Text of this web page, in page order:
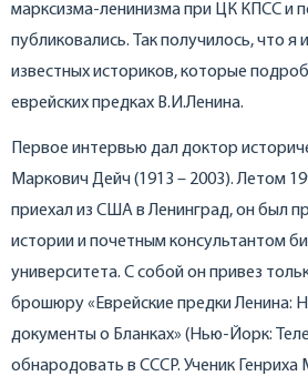
марксизма-ленинизма при ЦК КПСС и
публиковались. Так получилось, что
известных историков, которые
еврейских предках В.И.Ленина.
Первое интервью дал доктор
Маркович Дейч (1913 – 2003). Летом
приехал из США в Ленинград, он был
истории и почетным консультантом
университета. С собой он привез
брошюру «Еврейские предки Ленина:
документы о Бланках» (Нью-Йорк:
обнародовать в СССР. Ученик